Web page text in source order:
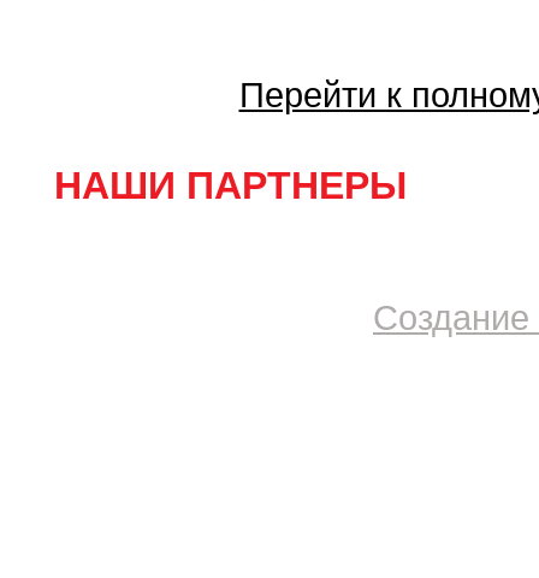
Перейти к
НАШИ ПАРТНЕРЫ
Создание